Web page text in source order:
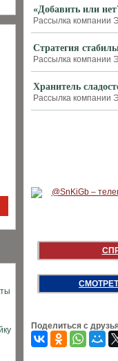
«Добавить или
Рассылка компании
Стратегия
Рассылка компании
Хранитель
Рассылка компании
Поделиться с